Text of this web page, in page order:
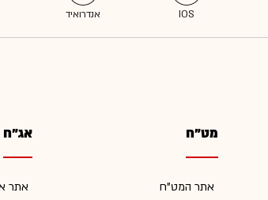
מט"ח
אתר המט"ח
אג"ח
אתר